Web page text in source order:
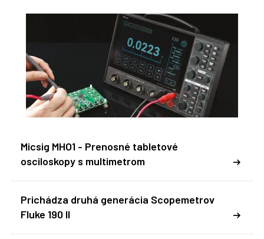
Micsig MHO1 - Prenosné tabletové
osciloskopy s multimetrom
Prichádza druhá generácia Scopemetrov
Fluke 190 II